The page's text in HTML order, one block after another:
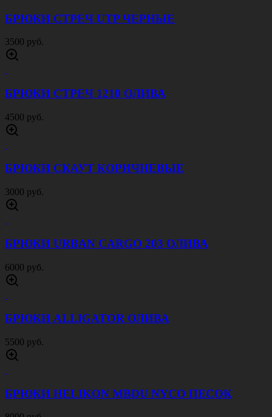
БРЮКИ СТРЕЧ UTP ЧЕРНЫЕ
3500 руб.
БРЮКИ СТРЕЧ 1210 ОЛИВА
4500 руб.
БРЮКИ СКАУТ КОРИЧНЕВЫЕ
3000 руб.
БРЮКИ URBAN CARGO 203 ОЛИВА
6000 руб.
БРЮКИ ALLIGATOR ОЛИВА
5500 руб.
БРЮКИ HELIKON MBDU NYCO ПЕСОК